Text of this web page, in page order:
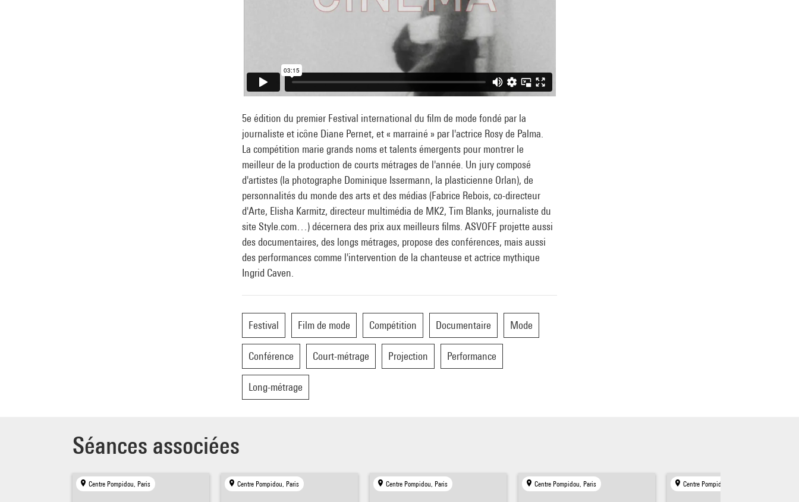
5e édition du premier Festival international du film de mode fondé par la
journaliste et icône Diane Pernet, et « marrainé » par l'actrice Rosy de Palma.
La compétition marie grands noms et talents émergents pour montrer le
meilleur de la production de courts métrages de l'année. Un jury composé
d'artistes (la photographe Dominique Issermann, la plasticienne Orlan), de
personnalités du monde des arts et des médias (Fabrice Rebois, co-directeur
d'Arte, Elisha Karmitz, directeur multimédia de MK2, Tim Blanks, journaliste du
site Style.com…) décernera des prix aux meilleurs films. ASVOFF projette aussi
des documentaires, des longs métrages, propose des conférences, mais aussi
des performances comme l'intervention de la chanteuse et actrice mythique
Ingrid Caven.
Festival Film de mode Compétition Documentaire Mode
Conférence Court-métrage Projection Performance
Long-métrage
Séances associées
Centre Pompidou, Paris Centre Pompidou, Paris Centre Pompidou, Paris Centre Pompidou, Paris Centre Pompidou, Paris